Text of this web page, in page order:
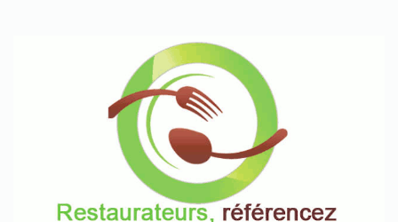
rubriques
Spéciales
Fêtes
Pour
enregistrer